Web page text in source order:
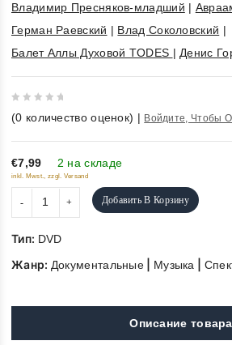
Владимир Пресняков-младший |
Герман Раевский | Влад Соколовский |
Балет Аллы Духовой TODES | Денис
out
of
5
(0 количество оценок) | Войдите, Чтобы
€7,99 2 на складе
inkl. Mwst., zzgl. Versand
Добавить В Корзину
Тип: DVD
Жанр: Документальные Музыка
Описание товара